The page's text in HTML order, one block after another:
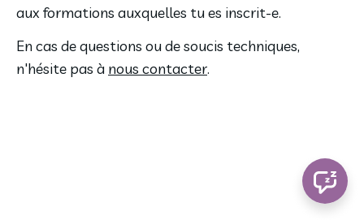
aux formations auxquelles tu es inscrit-e.
En cas de questions ou de soucis techniques,
n'hésite pas à nous contacter.